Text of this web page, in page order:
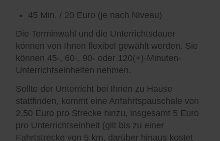
45 Min. / 20 Euro (je nach Niveau)
Die Terminwahl und die Unterrichtsdauer
können von Ihnen flexibel gewählt werden. Sie
können 45-, 60-, 90- oder 120(+)-Minuten-
Unterrichtseinheiten nehmen.
Sollte der Unterricht bei Ihnen zu Hause
stattfinden, kommt eine Anfahrtspauschale von
2,50 Euro pro Strecke hinzu, insgesamt 5 Euro
pro Unterrichtseinheit (gilt bis zu einer
Fahrtstrecke von 5 km, darüber hinaus kostet